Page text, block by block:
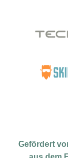
Gefördert